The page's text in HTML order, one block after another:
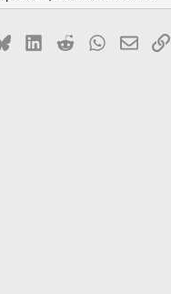
BlueskyLinkedIn
Reddit WhatsApp